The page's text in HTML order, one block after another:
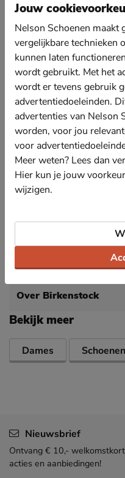
Birkenstock is niet
zomerse straatbeeld.
voorjaar?
Uitgevoerd in
wreef om de pasvorm
Gevoerd met het
synthetische
duurzamer
Voorzien van
voetbed die
diepe hielkap houdt
waardoor het voetbed
Afgewerkt met een
tussenzool.
normaal tot breed.
Specificaties
Over Birkenstock
Bekijk meer
Dames Schoenen
Nieuwsbrief
Ontvang € 10,-
acties en aanbiedingen!
Jouw
Nelson Schoenen maakt
vergelijkbare technieken
kunnen laten
wordt gebruikt. Met het
wordt er tevens gebruik
advertentiedoeleinden.
advertenties van Nelson
worden, voor jou
voor
Meer weten? Lees dan
Hier kun je jouw
wijzigen.